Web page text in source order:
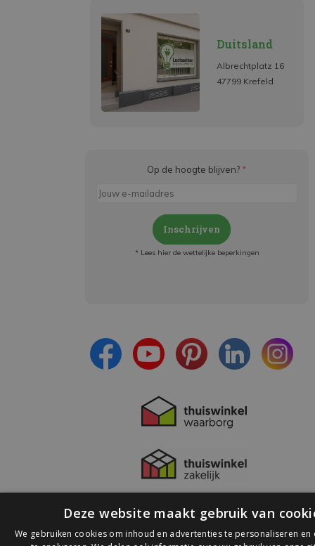
Duitsland
Albrechtplatz 16
47799 Krefeld
Op de hoogte blijven? *
Inschrijven
* Lees hier de wettelijke beperkingen
Deze website maakt gebruik van
We gebruiken cookies om inhoud en advertenties te personaliseren en